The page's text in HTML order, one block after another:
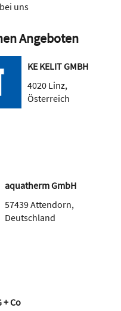
uns
Angeboten
KE KELIT GMBH
4020 Linz,
Österreich
aquatherm GmbH
57439Attendorn,
Deutschland
+ Co